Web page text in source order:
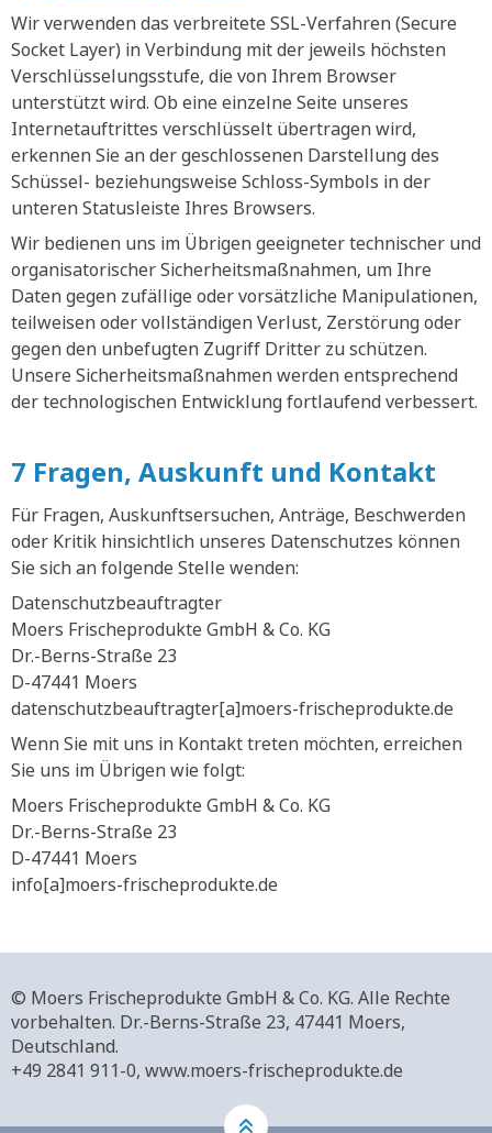
Wir verwenden das verbreitete SSL-Verfahren (Secure
Socket Layer) in Verbindung mit der jeweils höchsten
Verschlüsselungsstufe, die von Ihrem Browser
unterstützt wird. Ob eine einzelne Seite unseres
Internetauftrittes verschlüsselt übertragen wird,
erkennen Sie an der geschlossenen Darstellung des
Schüssel- beziehungsweise Schloss-Symbols in der
unteren Statusleiste Ihres Browsers.
Wir bedienen uns im Übrigen geeigneter technischer und
organisatorischer Sicherheitsmaßnahmen, um Ihre
Daten gegen zufällige oder vorsätzliche Manipulationen,
teilweisen oder vollständigen Verlust, Zerstörung oder
gegen den unbefugten Zugriff Dritter zu schützen.
Unsere Sicherheitsmaßnahmen werden entsprechend
der technologischen Entwicklung fortlaufend verbessert.
7 Fragen, Auskunft und Kontakt
Für Fragen, Auskunftsersuchen, Anträge, Beschwerden
oder Kritik hinsichtlich unseres Datenschutzes können
Sie sich an folgende Stelle wenden:
Datenschutzbeauftragter
Moers Frischeprodukte GmbH & Co. KG
Dr.-Berns-Straße 23
D-47441 Moers
datenschutzbeauftragter[a]moers-frischeprodukte.de
Wenn Sie mit uns in Kontakt treten möchten, erreichen
Sie uns im Übrigen wie folgt:
Moers Frischeprodukte GmbH & Co. KG
Dr.-Berns-Straße 23
D-47441 Moers
info[a]moers-frischeprodukte.de
© Moers Frischeprodukte GmbH & Co. KG. Alle Rechte
vorbehalten. Dr.-Berns-Straße 23, 47441 Moers,
Deutschland.
+49 2841 911-0, www.moers-frischeprodukte.de